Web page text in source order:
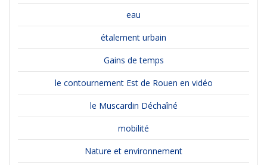
eau
étalement urbain
Gains de temps
le contournement Est de Rouen en vidéo
le Muscardin Déchaîné
mobilité
Nature et environnement